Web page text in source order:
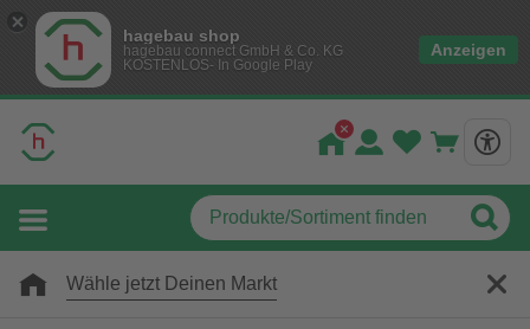
hagebau shop
hagebau connect GmbH & Co. KG
KOSTENLOS- In Google Play
Anzeigen
Wähle jetzt Deinen Markt